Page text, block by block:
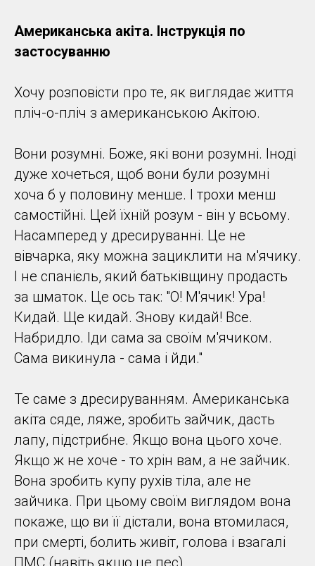
Американська акіта. Інструкція по
застосуванню
Хочу розповісти про те, як виглядає життя
пліч-о-пліч з американською Акітою.
Вони розумні. Боже, які вони розумні. Іноді
дуже хочеться, щоб вони були розумні
хоча б у половину менше. І трохи менш
самостійні. Цей їхній розум - він у всьому.
Насамперед у дресируванні. Це не
вівчарка, яку можна зациклити на м'ячику.
І не спанієль, який батьківщину продасть
за шматок. Це ось так: "О! М'ячик! Ура!
Кидай. Ще кидай. Знову кидай! Все.
Набридло. Іди сама за своїм м'ячиком.
Сама викинула - сама і йди."
Те саме з дресируванням. Американська
акіта сяде, ляже, зробить зайчик, дасть
лапу, підстрибне. Якщо вона цього хоче.
Якщо ж не хоче - то хрін вам, а не зайчик.
Вона зробить купу рухів тіла, але не
зайчика. При цьому своїм виглядом вона
покаже, що ви її дістали, вона втомилася,
при смерті, болить живіт, голова і взагалі
ПМС (навіть якщо це пес).